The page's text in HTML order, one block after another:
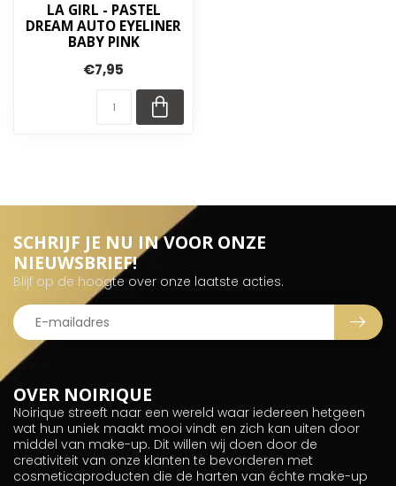
LA GIRL - PASTEL
DREAM AUTO EYELINER
BABY PINK
€7,95
OVER NOIRIQUE
Noirique streeft naar een wereld waar iedereen hetgeen
wat hun uniek maakt mooi vindt en zich kan uiten door
middel van make-up. Dit willen wij doen door de
creativiteit van onze klanten te bevorderen met
cosmeticaproducten die de harten van échte make-up
SCHRIJF JE NU IN VOOR ONZE
NIEUWSBRIEF!
Blijf op de hoogte over onze laatste acties.